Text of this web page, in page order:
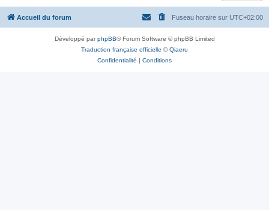
Accueil du forum Fuseau horaire sur UTC+02:00
Développé parphpBB® Forum Software © phpBB Limited
Traduction française officielle ©Qiaeru
Confidentialité | Conditions